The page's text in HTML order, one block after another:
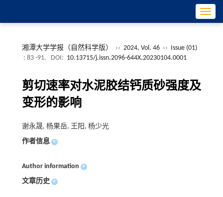
湘潭大学学报（自然科学版） ›› 2024, Vol. 46 ›› Issue (01)
: 83 -91.
DOI: 10.13715/j.issn.2096-644X.20230104.0001
剪切速率对水泥胶结钙质砂强度及
变形的影响
谢永晟, 杨果岳, 王阳, 杨少光
作者信息 +
Author information +
文章历史 +